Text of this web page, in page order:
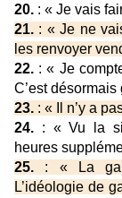
20. : « Je vais
21. : « Je ne
les renvoyer
22. : « Je
C’est
23. : « Il n’y a
24. : « Vu la
heures
25. : « La
L’idéologie de